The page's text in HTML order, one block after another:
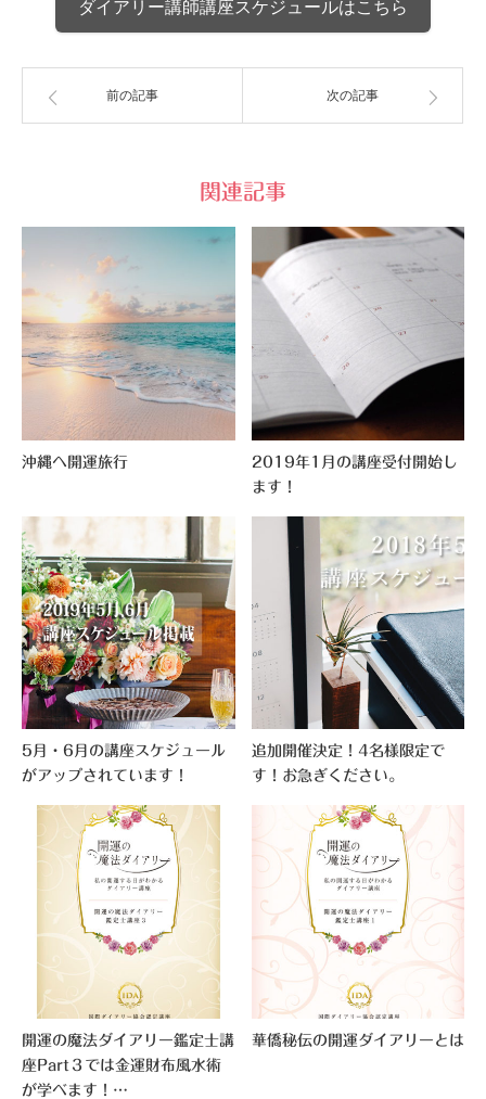
ダイアリー講師講座スケジュールはこちら
前の記事 次の記事
関連記事
沖縄へ開運旅行
2019年1月の講座受付開始し
ます！
5月・6月の講座スケジュール
がアップされています！
追加開催決定！4名様限定で
す！お急ぎください。
開運の魔法ダイアリー鑑定士講
座Part３では金運財布風水術
が学べます！…
華僑秘伝の開運ダイアリーとは